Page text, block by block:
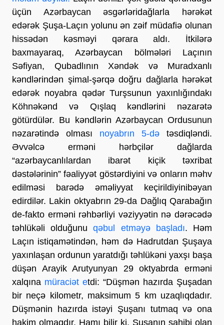
üçün Azərbaycan əsgərləridağlarla hərəkət
edərək Şuşa-Laçın yolunu ən zəif müdafiə olunan
hissədən kəsməyi qərara aldı. İtkilərə
baxmayaraq, Azərbaycan bölmələri Laçının
Səfiyan, Qubadlının Xəndək və Muradxanlı
kəndlərindən şimal-şərqə doğru dağlarla hərəkət
edərək noyabra qədər Turşsunun yaxınlığındakı
Köhnəkənd və Qışlaq kəndlərini nəzarətə
götürdülər. Bu kəndlərin Azərbaycan Ordusunun
nəzarətində olması noyabrın 5-də təsdiqləndi.
Əvvəlcə erməni hərbçilər dağlarda
“azərbaycanlılardan ibarət kiçik təxribat
dəstələrinin” fəaliyyət göstərdiyini və onların məhv
edilməsi barədə əməliyyat keçirildiyinibəyan
edirdilər. Lakin oktyabrın 29-da Dağlıq Qarabağın
de-fakto erməni rəhbərliyi vəziyyətin nə dərəcədə
təhlükəli olduğunu qəbul etməyə başladı. Həm
Laçın istiqamətindən, həm də Hadrutdan Şuşaya
yaxınlaşan ordunun yaratdığı təhlükəni yaxşı başa
düşən Arayik Arutyunyan 29 oktyabrda erməni
xalqına müraciət etdi: “Düşmən hazırda Şuşadan
bir neçə kilometr, maksimum 5 km uzaqlıqdadır.
Düşmənin hazırda istəyi Şuşanı tutmaq və ona
hakim olmaqdır. Hamı bilir ki, Şuşanın sahibi olan